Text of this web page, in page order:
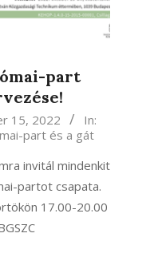
part
15, 2022
In:
part és a gát
invitál mindenkit
partot csapata.
17.00-20.00